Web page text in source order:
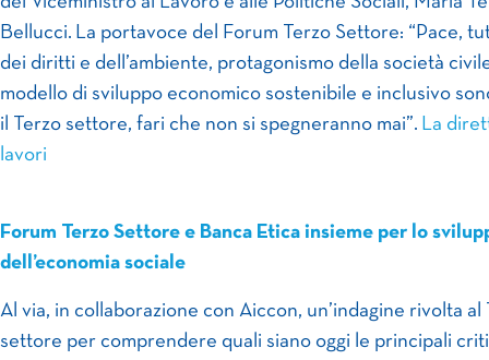
Bellucci. La portavoce del Forum Terzo Settore: “Pace,
dei diritti e dell’ambiente, protagonismo della società
modello di sviluppo economico sostenibile e inclusivo
il Terzo settore, fari che non si spegneranno mai”. La
lavori
Forum Terzo Settore e Banca Etica insieme per lo
dell’economia sociale
Al via, in collaborazione con Aiccon, un’indagine rivolta al
settore per comprendere quali siano oggi le principali